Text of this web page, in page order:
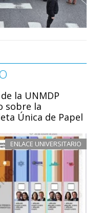
la UNMDP
sobre la
Única de Papel
ENLACE UNIVERSITARIO